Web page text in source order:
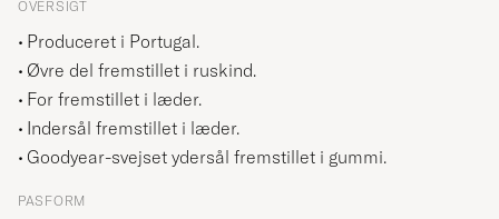
OVERSIGT
Produceret i Portugal.
Øvre del fremstillet i ruskind.
For fremstillet i læder.
Indersål fremstillet i læder.
Goodyear-svejset ydersål fremstillet i gummi.
PASFORM